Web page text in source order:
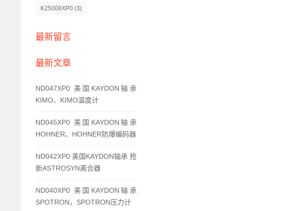
K25008XP0 (3)
最新留言
最新文章
ND047XP0 美国KAYDON轴承
KIMO、KIMO温度计
ND045XP0 美国KAYDON轴承
HOHNER、HOHNER防爆编码器
ND042XP0 美国KAYDON轴承 抢
新ASTROSYN离合器
ND040XP0 美国KAYDON轴承
SPOTRON，SPOTRON压力计